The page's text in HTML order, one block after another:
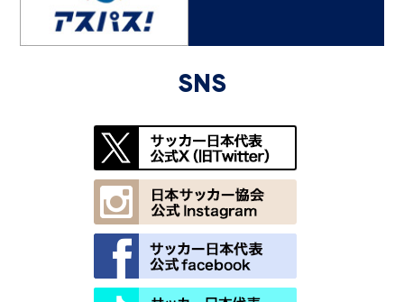
SNS